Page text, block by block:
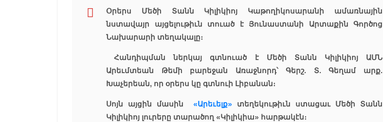
Օրերս Մեծի Տանն Կիլիկիոյ Կաթողիկոսարանի ամառնային
նստավայր այցելութիւն տուած է Յունաստանի Արտաքին Գործոց
Նախարարի տեղակալը։
Հանդիպման ներկայ գտնուած է Մեծի Տանն Կիլիկիոյ ԱՄՆ
Արեւմտեան Թեմի բարեջան Առաջնորդ՝ Գերշ. Տ. Գեղամ արք.
Խաչերեան, որ օրերս կը գտնուի Լիբանան։
Սոյն այցին մասին «Արեւելք» տեղեկութիւն ստացաւ Մեծի Տանն
Կիլիկիոյ լուրերը տարածող «Կիլիկիա» հարթակէն։